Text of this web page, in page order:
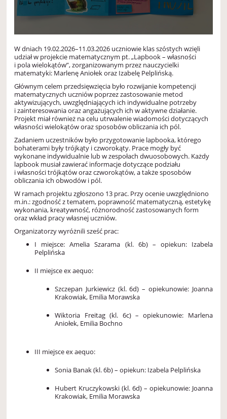
W dniach 19.02.2026–11.03.2026 uczniowie klas szóstych wzięli
udział w projekcie matematycznym pt. „Lapbook – własności
i pola wielokątów”, zorganizowanym przez nauczycielki
matematyki: Marlenę Aniołek oraz Izabelę Pelplińską.
Głównym celem przedsięwzięcia było rozwijanie kompetencji
matematycznych uczniów poprzez zastosowanie metod
aktywizujących, uwzględniających ich indywidualne potrzeby
i zainteresowania oraz angażujących ich w aktywne działanie.
Projekt miał również na celu utrwalenie wiadomości dotyczących
własności wielokątów oraz sposobów obliczania ich pól.
Zadaniem uczestników było przygotowanie lapbooka, którego
bohaterami były trójkąty i czworokąty. Prace mogły być
wykonane indywidualnie lub w zespołach dwuosobowych. Każdy
lapbook musiał zawierać informacje dotyczące podziału
i własności trójkątów oraz czworokątów, a także sposobów
obliczania ich obwodów i pól.
W ramach projektu zgłoszono 13 prac. Przy ocenie uwzględniono
m.in.: zgodność z tematem, poprawność matematyczną, estetykę
wykonania, kreatywność, różnorodność zastosowanych form
oraz wkład pracy własnej uczniów.
Organizatorzy wyróżnili sześć prac:
I miejsce: Amelia Szarama (kl. 6b) – opiekun: Izabela
Pelplińska
II miejsce ex aequo:
Szczepan Jurkiewicz (kl. 6d) – opiekunowie: Joanna
Krakowiak, Emilia Morawska
Wiktoria Freitag (kl. 6c) – opiekunowie: Marlena
Aniołek, Emilia Bochno
III miejsce ex aequo:
Sonia Banak (kl. 6b) – opiekun: Izabela Pelplińska
Hubert Kruczykowski (kl. 6d) – opiekunowie: Joanna
Krakowiak, Emilia Morawska